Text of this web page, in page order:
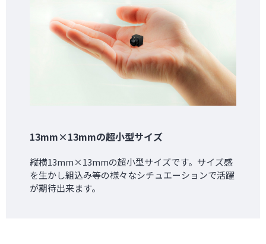
13mm×13mmの超小型サイズ
縦横13mm×13mmの超小型サイズです。サイズ感
を生かし組込み等の様々なシチュエーションで活躍
が期待出来ます。